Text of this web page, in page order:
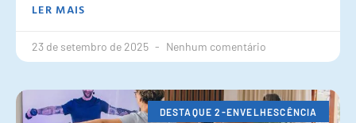
LER MAIS
23 de setembro de 2025 Nenhum comentário
DESTAQUE 2-ENVELHESCÊNCIA